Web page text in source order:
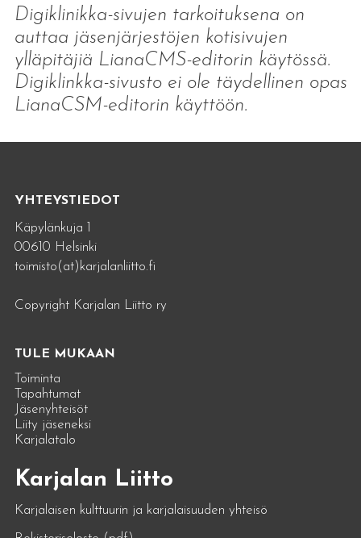
Digiklinikka-sivujen tarkoituksena on
auttaa jäsenjärjestöjen kotisivujen
ylläpitäjiä LianaCMS-editorin käytössä.
Digiklinkka-sivusto ei ole täydellinen opas
LianaCSM-editorin käyttöön.
YHTEYSTIEDOT
Käpylänkuja 1
00610 Helsinki
toimisto(at)karjalanliitto.fi
Copyright Karjalan Liitto ry
TULE MUKAAN
Toiminta
Tapahtumat
Jäsenyhteisöt
Liity jäseneksi
Karjalatalo
Karjalan Liitto
Karjalaisen kulttuurin ja karjalaisuuden yhteisö